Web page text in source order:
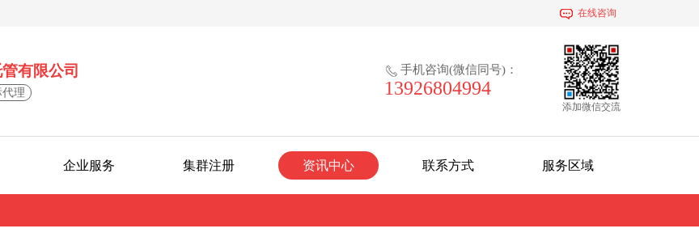
在线咨询
有限公司
理
添加微信交流
手机咨询(微信同号)：
13926804994
企业服务 集群注册 资讯中心 联系方式 服务区域